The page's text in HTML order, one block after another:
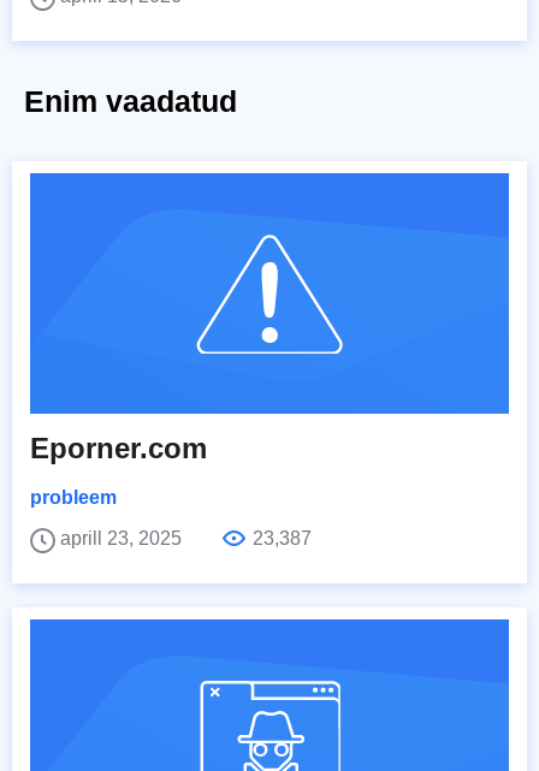
Enim vaadatud
Eporner.com
probleem
aprill 23, 2025
23,387